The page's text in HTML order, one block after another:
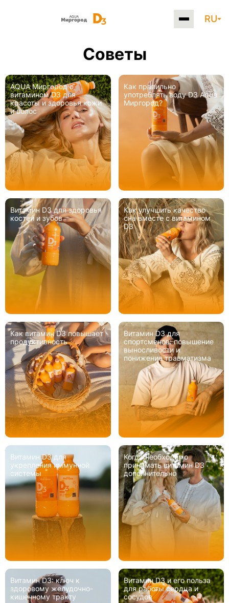
RU
Советы
AQUA Миргород с
витамином D3 для
красоты и здоровья кожи
и волос
Как правильно
употреблять воду D3 Aqua
Миргород?
Витамин D3 для здоровья
костей и зубов
Как улучшить качество
сна вместе с витамином
D3
Как витамин D3 повышает
продуктивность
Витамин D3 для
спортсменов: повышение
выносливости и
понижение травматизма
Витамин D3 для
укрепления иммунной
системы
Когда необходимо
принимать витамин D3
дополнительно
Витамин D3: ключ к
здоровому желудочно-
кишечному тракту
Витамин D3 и его польза
для работы сердца и
сосудов